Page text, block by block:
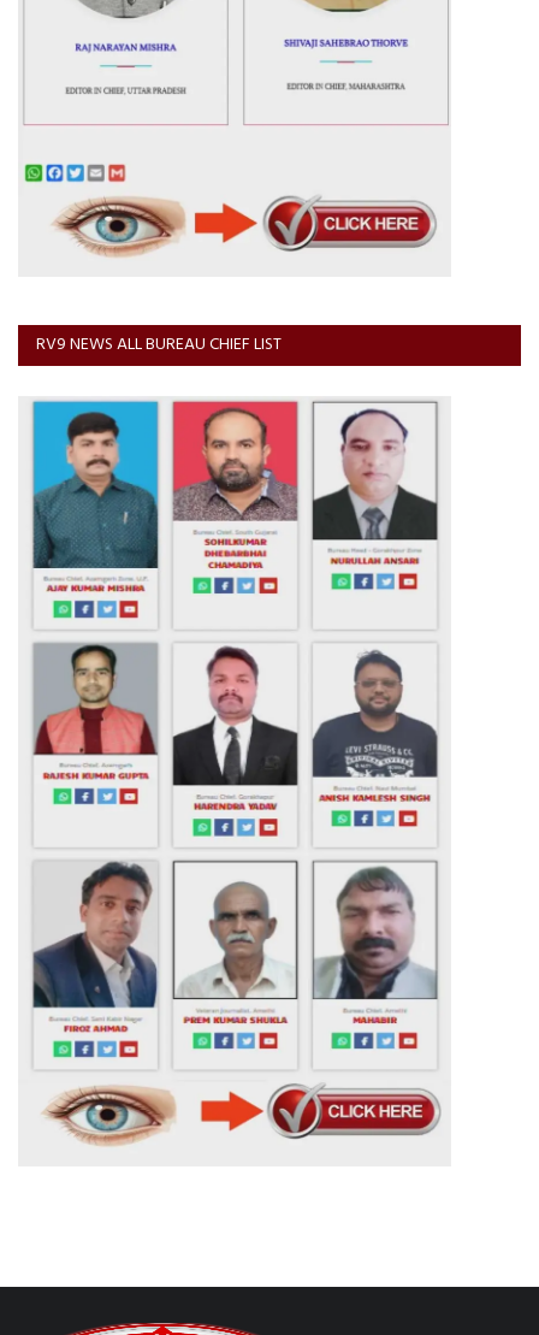
RV9 NEWS ALL BUREAU CHIEF LIST